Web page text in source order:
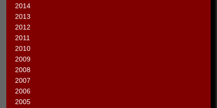
2014
2013
2012
2011
2010
2009
2008
2007
2006
2005